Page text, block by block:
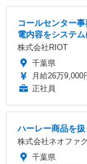
コールセンター
電内容をシステ
株式会社RIOT
千葉県
月給26万9,000
正社員
ハーレー商品を扱
株式会社ネオファ
千葉県